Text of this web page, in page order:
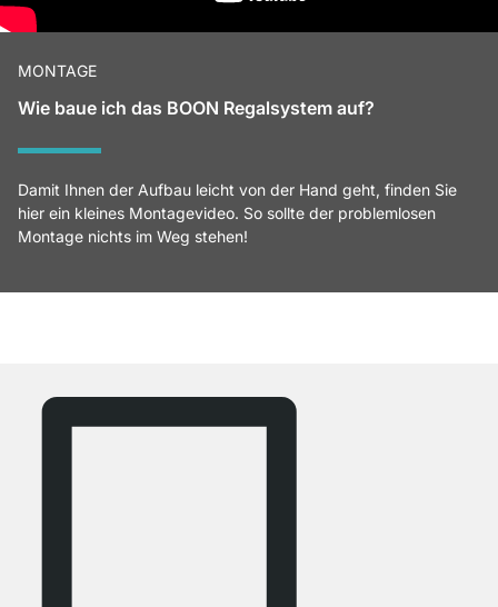
MONTAGE
Wie baue ich das BOON Regalsystem auf?
Damit Ihnen der Aufbau leicht von der Hand geht, finden Sie
hier ein kleines Montagevideo. So sollte der problemlosen
Montage nichts im Weg stehen!